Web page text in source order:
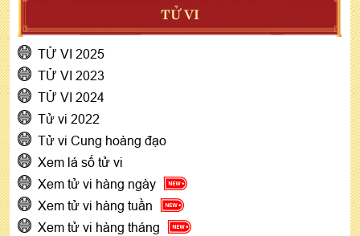
TỬ VI
TỬ VI 2025
TỬ VI 2023
TỬ VI 2024
Tử vi 2022
Tử vi Cung hoàng đạo
Xem lá số tử vi
Xem tử vi hàng ngày
Xem tử vi hàng tuần
Xem tử vi hàng tháng